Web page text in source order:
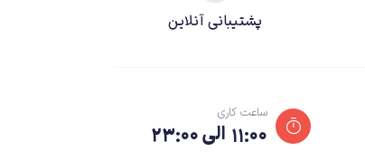
پشتیبانی آنلاین
ساعت کاری
۱۱:۰۰ الی ۲۳:۰۰